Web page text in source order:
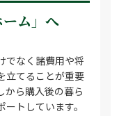
ム」へ
でなく諸費用や将
立てることが重要
から購入後の暮ら
トしています。